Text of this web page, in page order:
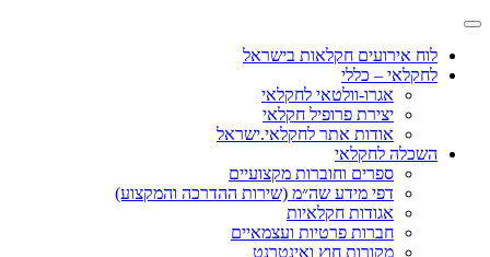
לוח אירועים חקלאות בישראל
לחקלאי – כללי
אגרו-וולטאי לחקלאי
יצירת פרופיל חקלאי
אודות אתר לחקלאי.ישראל
השכלה לחקלאי
ספרים וחוברות מקצועיים
דפי מידע שה״מ (שירות ההדרכה והמקצוע)
אגודות חקלאיות
חברות פרטיות ועצמאיים
מקורות חוץ ואינטרנט